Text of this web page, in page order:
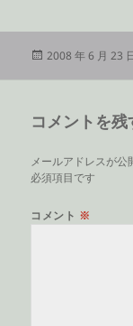
投
2008 年 6 月 23
コメントを残
メールアドレスが公
必須項目です
コメント ※